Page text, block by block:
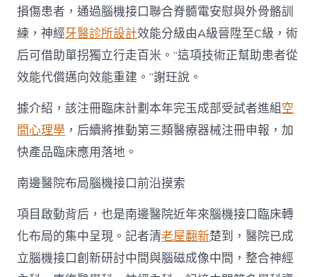
損傷患者，通過腦機接口聯合脊髓電安慰與外骨骼訓
練，神經牙醫診所設計效能分級由A級晉陞至C級，術
后可借助單拐獨立行走百米。“這項技術正幫助患者從
效能代償邁向效能重建。”謝玨說。
據介紹，該注冊臨床計劃本年完玉成部受試者進組空
間心理學 ，后續將推動第三類醫療器械注冊申報，加
快產品臨床應用落地。
南邊醫院布局腦機接口前沿摸索
項目啟動背后，也是南邊醫院近年來腦機接口臨床轉
化布局的集中呈現。記者清老屋翻新楚到，醫院已成
立腦機接口創新研討中間與腦磁成像中間，整合神經